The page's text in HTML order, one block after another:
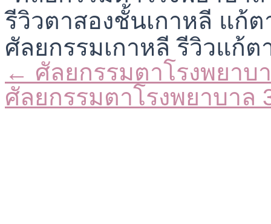
navigation
← ศัลยกรรมตาโรงพยาบ
ศัลยกรรมตาโรงพยาบาล